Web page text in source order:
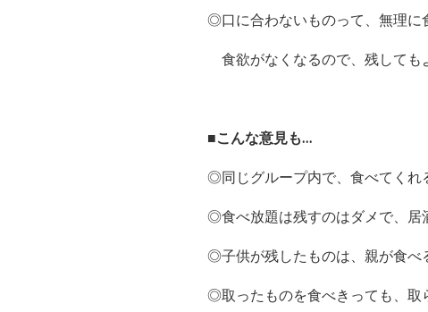
◎口に合わないものって、無理に
食欲がなくなるので、残しても
■こんな意見も…
◎同じグループ内で、食べてくれ
◎食べ放題は残すのはダメで、居
◎子供が残したものは、親が食べ
◎取ったものを食べきっても、取